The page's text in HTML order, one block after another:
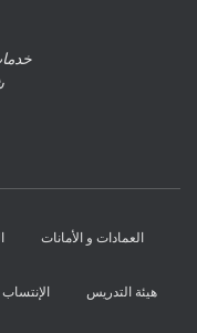
العمادات و الأمانات
هيئة التدريس